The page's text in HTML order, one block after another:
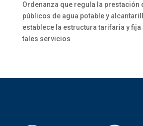
Ordenanza que regula la prestación
públicos de agua potable y
establece la estructura tarifaria y fija
tales servicios